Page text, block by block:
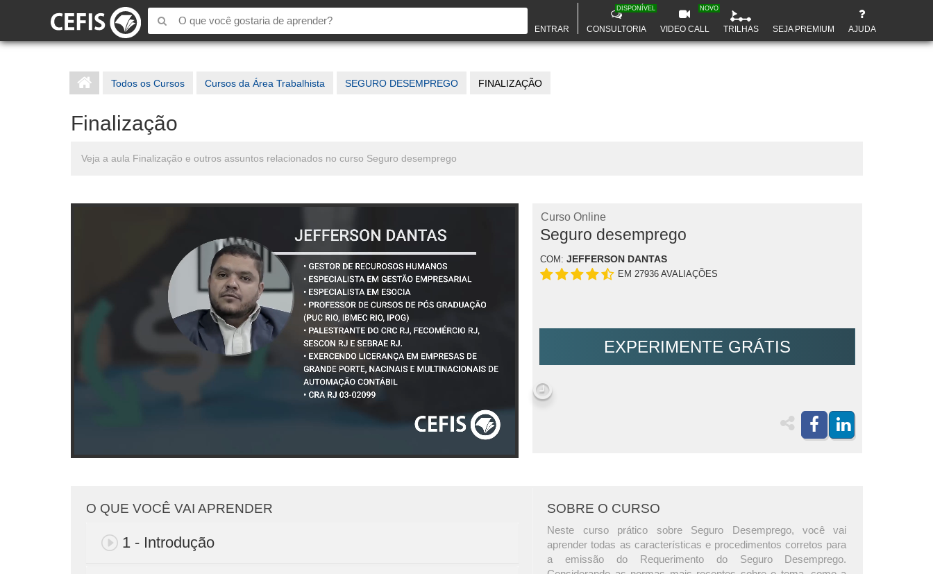
ENTRAR CONSULTORIA
DISPONÍVEL
VIDEO CALL
NOVO
TRILHAS SEJA PREMIUM AJUDA
Todos os Cursos Cursos da Área Trabalhista SEGURO DESEMPREGO FINALIZAÇÃO
Finalização
Veja a aula Finalização e outros assuntos relacionados no curso Seguro desemprego
Curso Online
Seguro desemprego
COM: JEFFERSON DANTAS
EM 27936 AVALIAÇÕES
EXPERIMENTE GRÁTIS
O QUE VOCÊ VAI APRENDER
1 - Introdução
SOBRE O CURSO
Neste curso prático sobre Seguro Desemprego, você vai
aprender todas as características e procedimentos corretos para
a emissão do Requerimento do Seguro Desemprego.